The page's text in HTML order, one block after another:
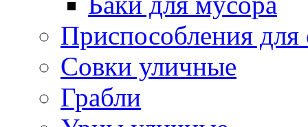
Приспособления для
Совки уличные
Грабли